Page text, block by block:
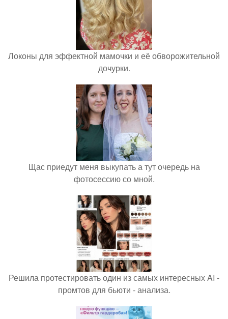
Локоны для эффектной мамочки и её обворожительной
дочурки.
Щас приедут меня выкупать а тут очередь на
фотосессию со мной.
Решила протестировать один из самых интересных AI -
промтов для бьюти - анализа.